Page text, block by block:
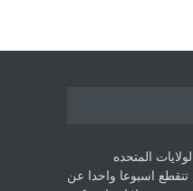
المتحده
منذ عام 1993 ، لم ‏تنقطع اسبوعا واحدا عن